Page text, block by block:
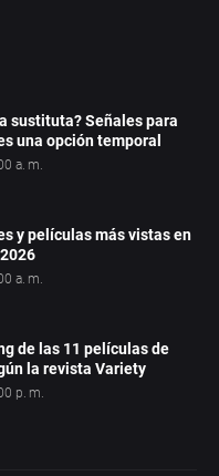
sustituta? Señales para
una opción temporal
a. m.
y películas más vistas en
a. m.
de las 11 películas de
la revista Variety
p. m.